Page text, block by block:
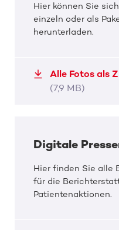
BARMER 2.
ruft zur Registrierung
Hier können Sie
einzeln oder als
herunterladen.
Alle Fotos als
(7,9 MB)
Digitale
Hier finden Sie alle
für die
Patientenaktionen.